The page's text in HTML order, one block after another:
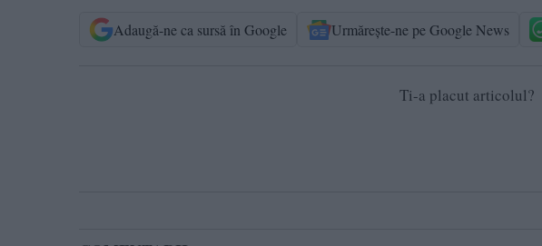
Adaugă-ne ca sursă în Google Urmărește-ne pe Google News
Ti-a placut articolul?